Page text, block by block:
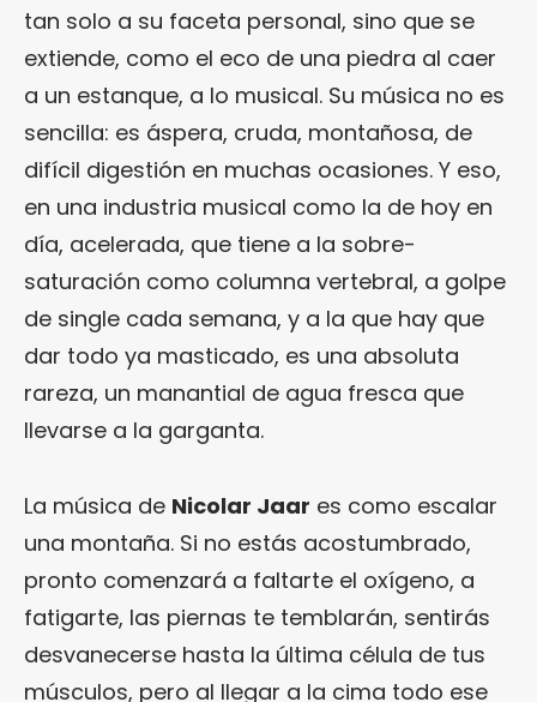
tan solo a su faceta personal, sino que se
extiende, como el eco de una piedra al caer
a un estanque, a lo musical. Su música no es
sencilla: es áspera, cruda, montañosa, de
difícil digestión en muchas ocasiones. Y eso,
en una industria musical como la de hoy en
día, acelerada, que tiene a la sobre-
saturación como columna vertebral, a golpe
de single cada semana, y a la que hay que
dar todo ya masticado, es una absoluta
rareza, un manantial de agua fresca que
llevarse a la garganta.
La música de Nicolar Jaar es como escalar
una montaña. Si no estás acostumbrado,
pronto comenzará a faltarte el oxígeno, a
fatigarte, las piernas te temblarán, sentirás
desvanecerse hasta la última célula de tus
músculos, pero al llegar a la cima todo ese